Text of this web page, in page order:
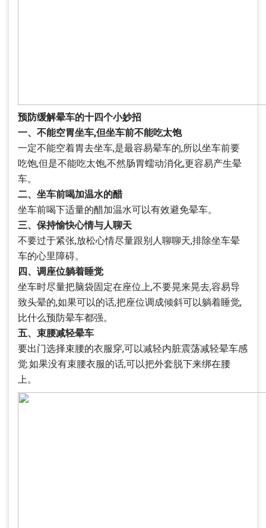
预防缓解晕车的十四个小妙招
一、不能空胃坐车,但坐车前不能吃太饱
一定不能空着胃去坐车,是最容易晕车的,所以坐车前要
吃饱,但是不能吃太饱,不然肠胃蠕动消化,更容易产生晕
车。
二、坐车前喝加温水的醋
坐车前喝下适量的醋加温水可以有效避免晕车。
三、保持愉快心情与人聊天
不要过于紧张,放松心情尽量跟别人聊聊天,排除坐车晕
车的心里障碍。
四、调座位躺着睡觉
坐车时尽量把脑袋固定在座位上,不要晃来晃去,容易导
致头晕的,如果可以的话,把座位调成倾斜可以躺着睡觉,
比什么预防晕车都强。
五、束腰减轻晕车
要出门选择束腰的衣服穿,可以减轻内脏震荡减轻晕车感
觉.如果没有束腰衣服的话,可以把外套脱下来绑在腰
上。